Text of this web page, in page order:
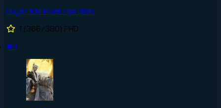
Luyện Khí Mười Vạn Năm
1 (366/380) FHD
#9